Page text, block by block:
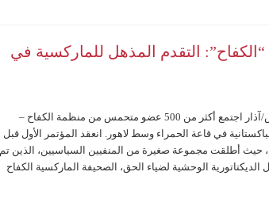
التقدم المذهل للماركسية في
يوم الخميس 21 مارس/آذار اجتمع أكثر من 500 عضو متحمس من منظمة الكفاح –
في قاعة الحمراء وسط لاهور. انعقد المؤتمر الأول قبل
حيث أطلقت مجموعة صغيرة من المنفيين السياسيين، الذين تم
الديكتاتورية الوحشية لضياء الحق، الصحيفة الماركسية الكفاح